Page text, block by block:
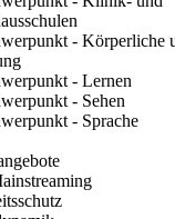
- Körperliche
- Lernen
- Sehen
- Sprache